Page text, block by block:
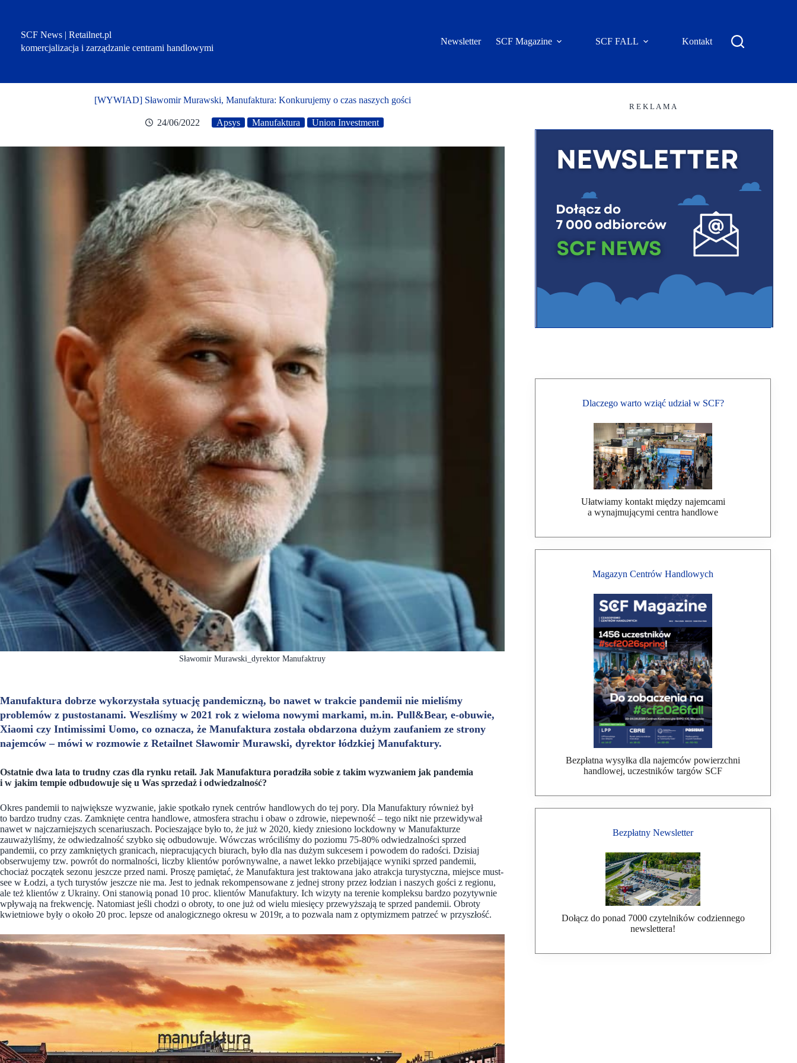
SCF News | Retailnet.pl
komercjalizacja i zarządzanie centrami handlowymi
Newsletter SCF Magazine SCF FALL Kontakt
[WYWIAD] Sławomir Murawski, Manufaktura: Konkurujemy o czas naszych gości
24/06/2022 Apsys Manufaktura Union Investment
Sławomir Murawski_dyrektor Manufaktruy
Manufaktura dobrze wykorzystała sytuację pandemiczną, bo nawet w trakcie pandemii nie mieliśmy
problemów z pustostanami. Weszliśmy w 2021 rok z wieloma nowymi markami, m.in. Pull&Bear, e-obuwie,
Xiaomi czy Intimissimi Uomo, co oznacza, że Manufaktura została obdarzona dużym zaufaniem ze strony
najemców – mówi w rozmowie z Retailnet Sławomir Murawski, dyrektor łódzkiej Manufaktury.
Ostatnie dwa lata to trudny czas dla rynku retail. Jak Manufaktura poradziła sobie z takim wyzwaniem jak pandemia
i w jakim tempie odbudowuje się u Was sprzedaż i odwiedzalność?
Okres pandemii to największe wyzwanie, jakie spotkało rynek centrów handlowych do tej pory. Dla Manufaktury również był
to bardzo trudny czas. Zamknięte centra handlowe, atmosfera strachu i obaw o zdrowie, niepewność – tego nikt nie przewidywał
nawet w najczarniejszych scenariuszach. Pocieszające było to, że już w 2020, kiedy zniesiono lockdowny w Manufakturze
zauważyliśmy, że odwiedzalność szybko się odbudowuje. Wówczas wróciliśmy do poziomu 75-80% odwiedzalności sprzed
pandemii, co przy zamkniętych granicach, niepracujących biurach, było dla nas dużym sukcesem i powodem do radości. Dzisiaj
obserwujemy tzw. powrót do normalności, liczby klientów porównywalne, a nawet lekko przebijające wyniki sprzed pandemii,
chociaż początek sezonu jeszcze przed nami. Proszę pamiętać, że Manufaktura jest traktowana jako atrakcja turystyczna, miejsce must-
see w Łodzi, a tych turystów jeszcze nie ma. Jest to jednak rekompensowane z jednej strony przez łodzian i naszych gości z regionu,
ale też klientów z Ukrainy. Oni stanowią ponad 10 proc. klientów Manufaktury. Ich wizyty na terenie kompleksu bardzo pozytywnie
wpływają na frekwencję. Natomiast jeśli chodzi o obroty, to one już od wielu miesięcy przewyższają te sprzed pandemii. Obroty
kwietniowe były o około 20 proc. lepsze od analogicznego okresu w 2019r, a to pozwala nam z optymizmem patrzeć w przyszłość.
R E K L A M A
Dlaczego warto wziąć udział w SCF?
Ułatwiamy kontakt między najemcami
a wynajmującymi centra handlowe
Magazyn Centrów Handlowych
Bezpłatna wysyłka dla najemców powierzchni
handlowej, uczestników targów SCF
Bezpłatny Newsletter
Dołącz do ponad 7000 czytelników codziennego
newslettera!